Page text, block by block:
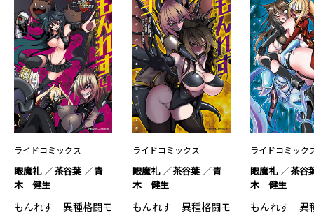
ライドコミックス
眼魔礼 茶谷葉
青
木 健生
もんれす―異種格闘モ
ライドコミックス
眼魔礼 茶谷葉
青
木 健生
もんれす―異種格闘モ
ライドコミック
眼魔礼
茶谷
木 健生
もんれす―異